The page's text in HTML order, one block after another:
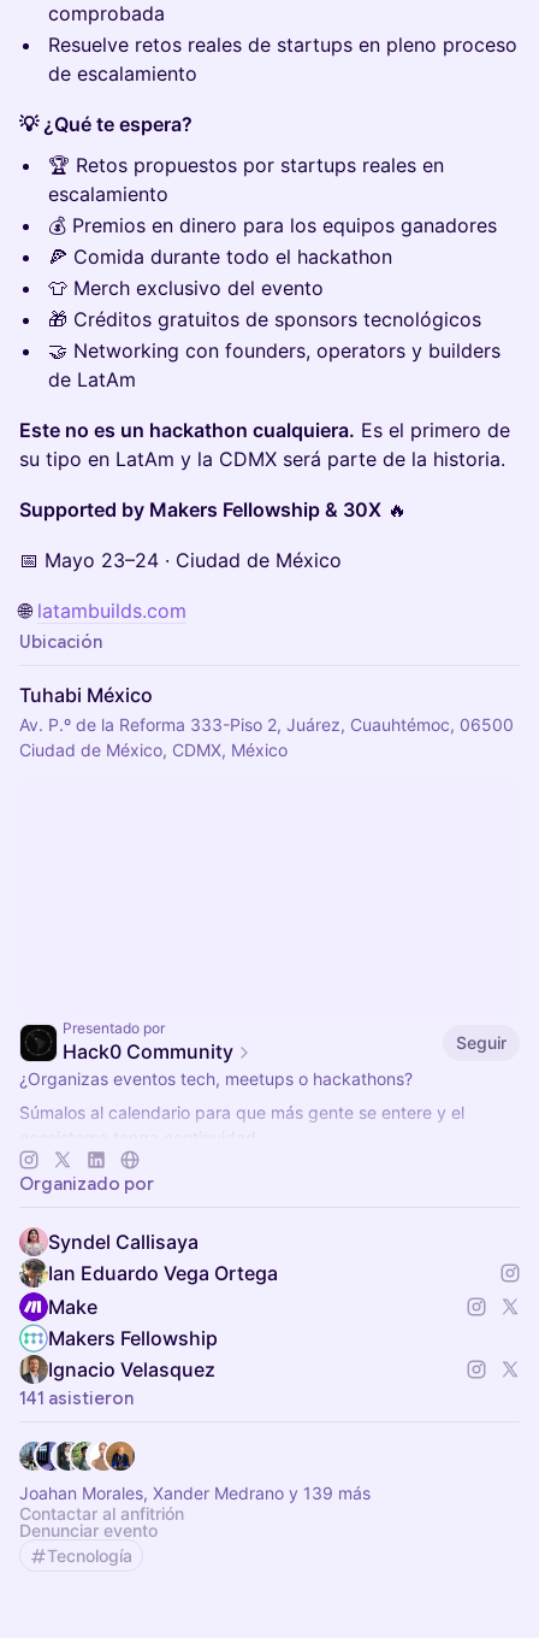
comprobada
Resuelve retos reales de startups en pleno proceso
de escalamiento
💡 ¿Qué te espera?
🏆 Retos propuestos por startups reales en
escalamiento
💰 Premios en dinero para los equipos ganadores
🍕 Comida durante todo el hackathon
👕 Merch exclusivo del evento
🎁 Créditos gratuitos de sponsors tecnológicos
🤝 Networking con founders, operators y builders
de LatAm
Este no es un hackathon cualquiera. Es el primero de
su tipo en LatAm y la CDMX será parte de la historia.
Supported by Makers Fellowship & 30X 🔥
📅 Mayo 23–24 · Ciudad de México
🌐 latambuilds.com
Ubicación
Tuhabi México
Av. P.º de la Reforma 333-Piso 2, Juárez, Cuauhtémoc, 06500
Ciudad de México, CDMX, México
Presentado por
Hack0 Community
Seguir
¿Organizas eventos tech, meetups o hackathons?
Súmalos al calendario para que más gente se entere y el
ecosistema tenga continuidad.
👉 Agenda siempre actualizada en
Organizado por
Syndel Callisaya
Ian Eduardo Vega Ortega
Make
Makers Fellowship
Ignacio Velasquez
141 asistieron
Joahan Morales, Xander Medrano y 139 más
Contactar al anfitrión
Denunciar evento
Tecnología